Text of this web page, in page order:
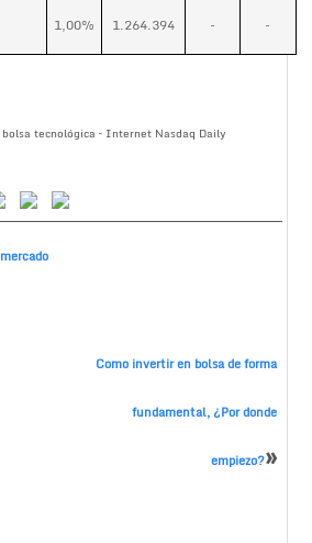
1,00% 1.264.394 – –
tecnológica – Internet Nasdaq Daily
Como invertir en bolsa de forma
fundamental, ¿Por donde
empiezo?»